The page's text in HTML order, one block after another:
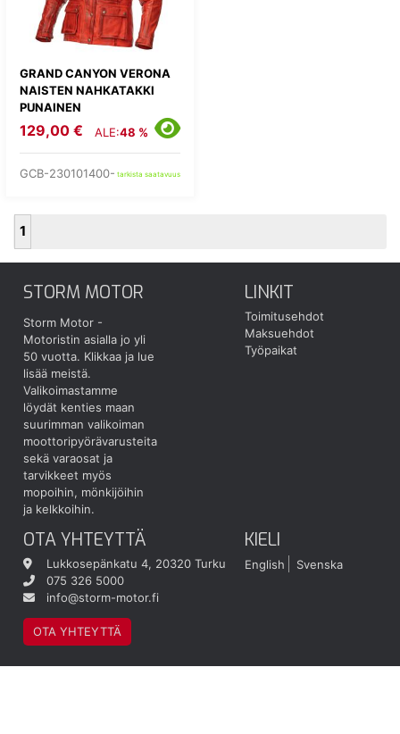
GRAND CANYON VERONA
NAISTEN NAHKATAKKI
PUNAINEN
129,00 € ALE:48 %
GCB-230101400- tarkista saatavuus
1
STORM MOTOR
Storm Motor -
Motoristin asialla jo yli
50 vuotta. Klikkaa ja lue
lisää meistä.
Valikoimastamme
löydät kenties maan
suurimman valikoiman
moottoripyörävarusteita
sekä varaosat ja
tarvikkeet myös
mopoihin, mönkijöihin
ja kelkkoihin.
LINKIT
Toimitusehdot
Maksuehdot
Työpaikat
OTA YHTEYTTÄ
Lukkosepänkatu 4, 20320 Turku
075 326 5000
info@storm-motor.fi
OTA YHTEYTTÄ
KIELI
English Svenska